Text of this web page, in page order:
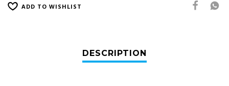
ADD TO WISHLIST